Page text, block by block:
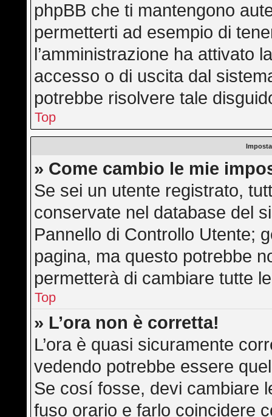
phpBB che ti mantengono
permetterti ad esempio di
l’amministrazione ha attivato
accesso o di uscita dal
potrebbe risolvere tale
Top
» Come cambio le mie
Se sei un utente registrato,
conservate nel database del
Pannello di Controllo Utente;
pagina, ma questo potrebbe
permetterà di cambiare tutte
Top
» L’ora non è corretta!
L’ora è quasi sicuramente
vedendo potrebbe essere
Se cosí fosse, devi cambiare
fuso orario e farlo coincidere